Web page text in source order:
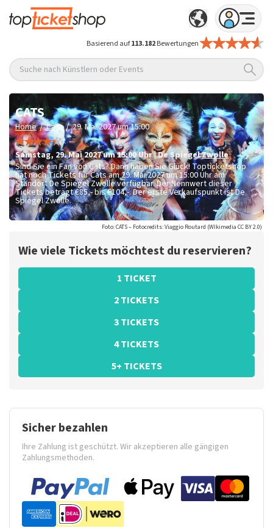
Basierend auf113.182Bewertungen
Suche nach Künstlern oder Events
CATS
Home / Cats / 29. Mai 2027 um 15:00
Samstag, 29. Mai 2027 um 15:00Uhr|De SpiegelZwolle
Sind Sie ein Fan von Cats? Dann haben Sie Glück! Topticketshop
hat noch Tickets für Cats am 29. Mai 2027 um 15:00 Uhr am
Standort De Spiegel Zwolle verfügbar. Der Nennwert dieser
Tickets beträgt€85,- bis €104,-. Der erste Verkaufspunkt ist De
Spiegel Zwolle.
Foto: CATS – Fotocredits: Viaggio Routard (WIkimedia CC BY 2.0)
Wie viele Tickets möchtest du reservieren?
1 TICKET
2 TICKETS
3 TICKETS
4 TICKETS
5+ TICKETS
Sicher bezahlen
Ihre Zahlung ist geschützt. Wir akzeptieren alle gängigen
Zahlungsmethoden.